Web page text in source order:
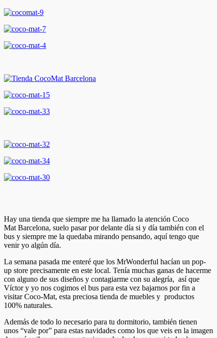
Hay una tienda que siempre me ha llamado la atención Coco
Mat Barcelona, suelo pasar por delante día si y día también con el
bus y siempre me la quedaba mirando pensando, aquí tengo que
venir yo algún día.
La semana pasada me enteré que los MrWonderful hacían un pop-
up store precisamente en este local. Tenía muchas ganas de hacerme
con alguno de sus diseños y contagiarme con su alegría, así que
Víctor y yo nos cogimos el bus para esta vez bajarnos por fin a
visitar Coco-Mat, esta preciosa tienda de muebles y productos
100% naturales.
Además de todo lo necesario para tu dormitorio, también tienen
unos “vale por” para estas navidades como los que veis en la imagen